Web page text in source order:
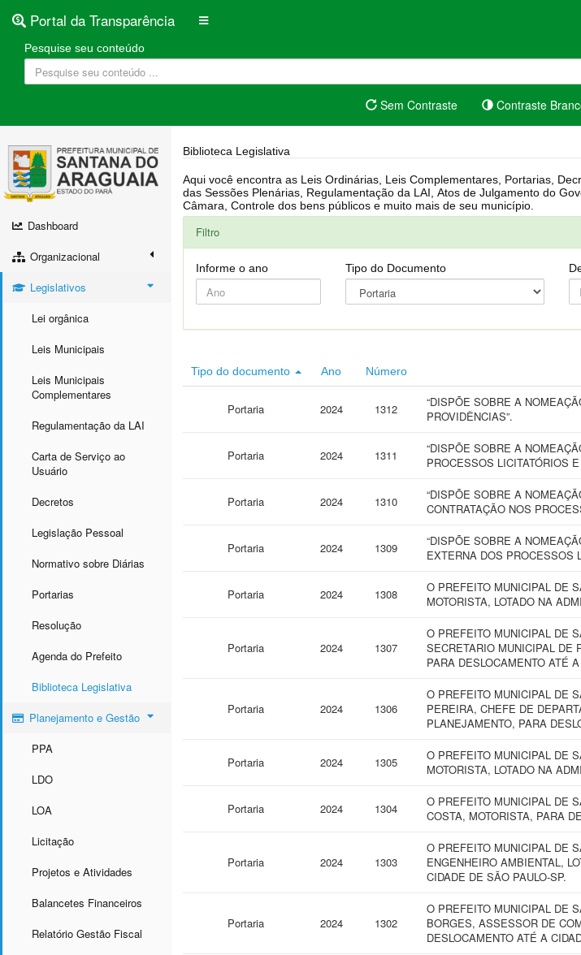
Portal da Transparência
Pesquise seu conteúdo
Sem Contraste Contraste
Dashboard
Organizacional
Legislativos
Lei orgânica
Leis Municipais
Leis Municipais
Complementares
Regulamentação da LAI
Carta de Serviço ao
Usuário
Decretos
Legislação Pessoal
Normativo sobre Diárias
Portarias
Resolução
Agenda do Prefeito
Biblioteca Legislativa
Planejamento e Gestão
PPA
LDO
LOA
Licitação
Projetos e Atividades
Balancetes Financeiros
Relatório Gestão Fiscal
Biblioteca Legislativa
Aqui você encontra as Leis Ordinárias, Leis Complementares, Portarias, Decretos, Atas, PPA, LDO, LOA, RREO, Resoluções, RGF, Lei Orgânica, Regimento Interno, Pauta
das Sessões Plenárias, Regulamentação da LAI, Atos de Julgamento do Governo, Agenda Externa do presidente, Relatório do Controle Interno, Projetos em tramitação na
Câmara, Controle dos bens públicos e muito mais de seu município.
Filtro
Informe o ano Tipo do Documento
Tipo do documento Ano Número
Portaria 2024 1312
“DISPÕE SOBRE A
PROVIDÊNCIAS”.
Portaria 2024 1311
“DISPÕE SOBRE A
PROCESSOS LICITATÓRIOS
Portaria 2024 1310
“DISPÕE SOBRE A
CONTRATAÇÃO NOS
Portaria 2024 1309
“DISPÕE SOBRE A
EXTERNA DOS PROCESSOS
Portaria 2024 1308
O PREFEITO MUNICIPAL DE
MOTORISTA, LOTADO NA
Portaria 2024 1307
O PREFEITO MUNICIPAL DE
SECRETARIO MUNICIPAL DE
PARA DESLOCAMENTO ATÉ
Portaria 2024 1306
O PREFEITO MUNICIPAL DE
PEREIRA, CHEFE DE
PLANEJAMENTO, PARA
Portaria 2024 1305
O PREFEITO MUNICIPAL DE
MOTORISTA, LOTADO NA
Portaria 2024 1304
O PREFEITO MUNICIPAL DE
COSTA, MOTORISTA, PARA
Portaria 2024 1303
O PREFEITO MUNICIPAL DE
ENGENHEIRO AMBIENTAL,
CIDADE DE SÃO PAULO-SP.
Portaria 2024 1302
O PREFEITO MUNICIPAL DE
BORGES, ASSESSOR DE
DESLOCAMENTO ATÉ A